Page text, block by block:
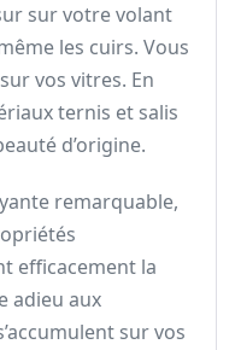
sur votre volant
les cuirs. Vous
vos vitres. En
ternis et salis
d’origine.
remarquable,
efficacement la
adieu aux
sur vos